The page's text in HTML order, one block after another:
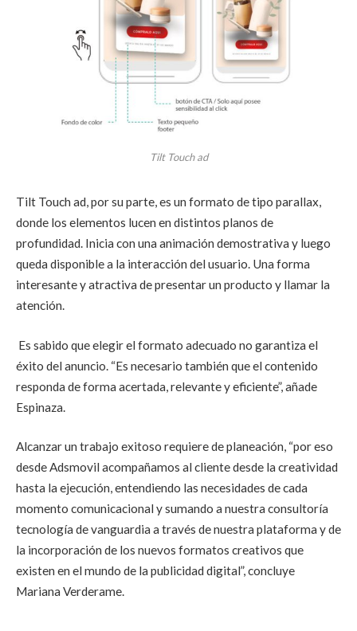
Tilt Touch ad
Tilt Touch ad, por su parte, es un formato de tipo parallax,
donde los elementos lucen en distintos planos de
profundidad. Inicia con una animación demostrativa y luego
queda disponible a la interacción del usuario. Una forma
interesante y atractiva de presentar un producto y llamar la
atención.
Es sabido que elegir el formato adecuado no garantiza el
éxito del anuncio. “Es necesario también que el contenido
responda de forma acertada, relevante y eficiente”, añade
Espinaza.
Alcanzar un trabajo exitoso requiere de planeación, “por eso
desde Adsmovil acompañamos al cliente desde la creatividad
hasta la ejecución, entendiendo las necesidades de cada
momento comunicacional y sumando a nuestra consultoría
tecnología de vanguardia a través de nuestra plataforma y de
la incorporación de los nuevos formatos creativos que
existen en el mundo de la publicidad digital”, concluye
Mariana Verderame.